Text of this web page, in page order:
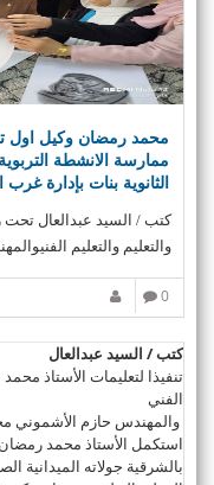
محمد رمضان وكيل اول
ممارسة الانشطة
الثانوية بنات بإدارة غرب
كتب / السيد عبدالعال تحت
والتعليم والتعليم
0
كتب / السيد عبدالعال
تنفيذا لتعليمات الأستاذ محمد
الفني
والمهندس حازم الأشموني
استكمل الأستاذ محمد رمضان
بالشرقية جولاته الميدانية